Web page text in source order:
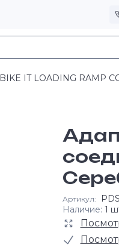
BIKE IT LOADING RAMP
Артикул:
Наличие: 1